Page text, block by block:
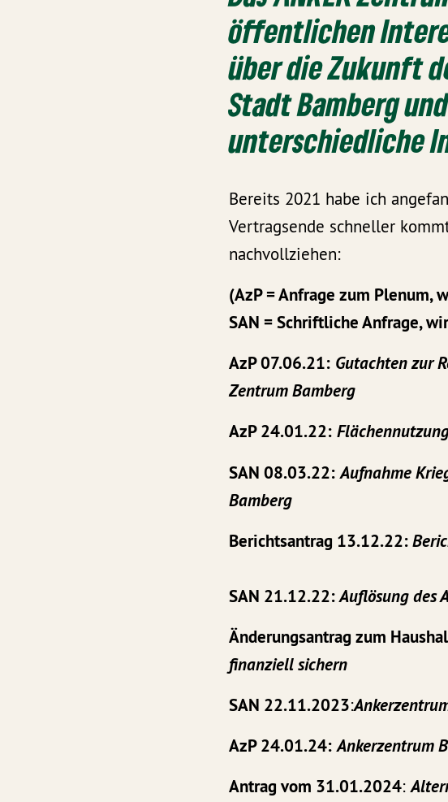
öffentlichen
über die Zukunft
Stadt Bamberg
unterschiedliche
Bereits 2021 habe ich
Vertragsende schneller
nachvollziehen:
(AzP = Anfrage zum Plenum,
SAN = Schriftliche Anfrage,
AzP 07.06.21: Gutachten zur
Zentrum Bamberg
AzP 24.01.22:
SAN 08.03.22: Aufnahme
Bamberg
Berichtsantrag 13.12.22:
SAN 21.12.22:Auflösung des
Änderungsantrag zum
finanziell sichern
SAN 22.11.2023:
AzP 24.01.24: Ankerzentrum
Antrag vom 31.01.2024: